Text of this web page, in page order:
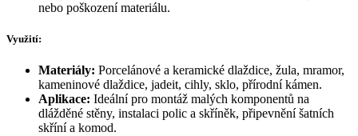
nebo poškození materiálu.
Využití:
Materiály: Porcelánové a keramické dlaždice, žula, mramor,
kameninové dlaždice, jadeit, cihly, sklo, přírodní kámen.
Aplikace: Ideální pro montáž malých komponentů na
dlážděné stěny, instalaci polic a skříněk, připevnění šatních
skříní a komod.